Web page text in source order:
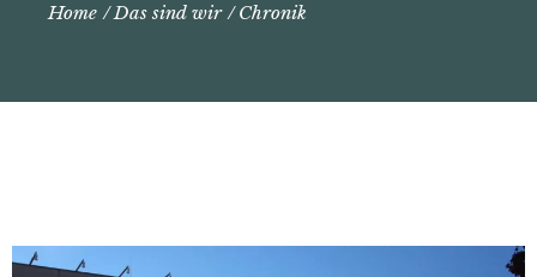
Home Das sind wir Chronik